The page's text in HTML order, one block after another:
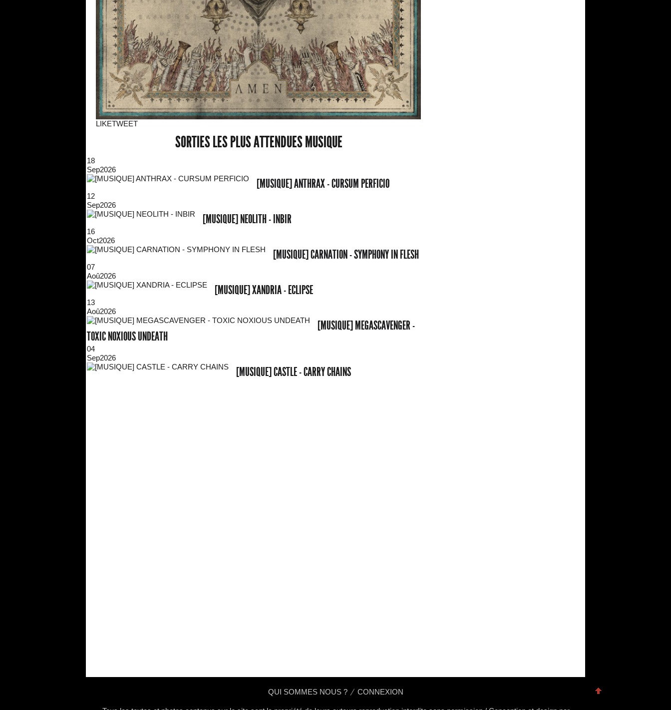
LIKETWEET
SORTIES LES PLUS ATTENDUES MUSIQUE
18
Sep2026
[MUSIQUE] ANTHRAX - CURSUM PERFICIO
12
Sep2026
[MUSIQUE] NEOLITH - INBIR
16
Oct2026
[MUSIQUE] CARNATION - SYMPHONY IN FLESH
07
Aoû2026
[MUSIQUE] XANDRIA - ECLIPSE
13
Aoû2026
[MUSIQUE] MEGASCAVENGER -
TOXIC NOXIOUS UNDEATH
04
Sep2026
[MUSIQUE] CASTLE - CARRY CHAINS
QUI SOMMES NOUS ? CONNEXION